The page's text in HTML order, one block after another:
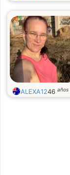
ALEXA1246 años